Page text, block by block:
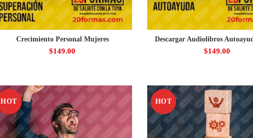
Crecimiento Personal Mujeres
$149.00
Descargar Audiolibros
$149.00
HOT HOT